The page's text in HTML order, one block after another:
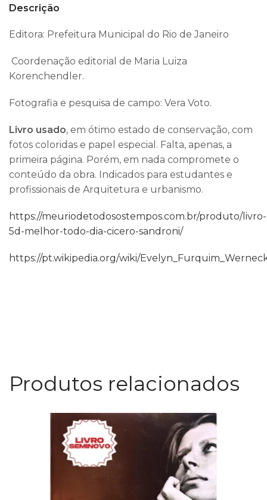
Descrição
Editora: Prefeitura Municipal do Rio de Janeiro
Coordenação editorial de Maria Luiza
Korenchendler.
Fotografia e pesquisa de campo: Vera Voto.
Livro usado, em ótimo estado de conservação, com
fotos coloridas e papel especial. Falta, apenas, a
primeira página. Porém, em nada compromete o
conteúdo da obra. Indicados para estudantes e
profissionais de Arquitetura e urbanismo.
https://meuriodetodosostempos.com.br/produto/livro-
5d-melhor-todo-dia-cicero-sandroni/
https://pt.wikipedia.org/wiki/
Produtos relacionados